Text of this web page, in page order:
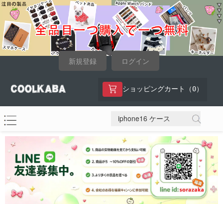
新規登録 ログイン
ショッピングカート（ 0）